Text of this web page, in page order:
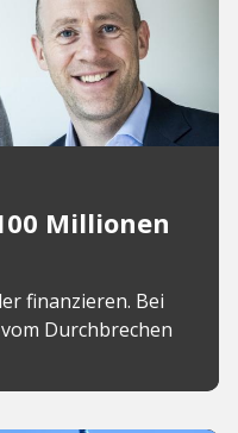
Millionen
finanzieren. Bei
Durchbrechen